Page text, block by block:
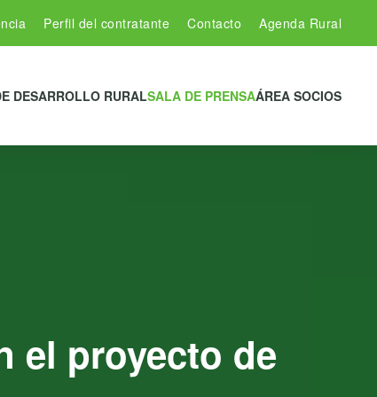
Perfil del contratante Contacto Agenda Rural
DESARROLLO RURALSALA DE PRENSAÁREA SOCIOS
el proyecto de